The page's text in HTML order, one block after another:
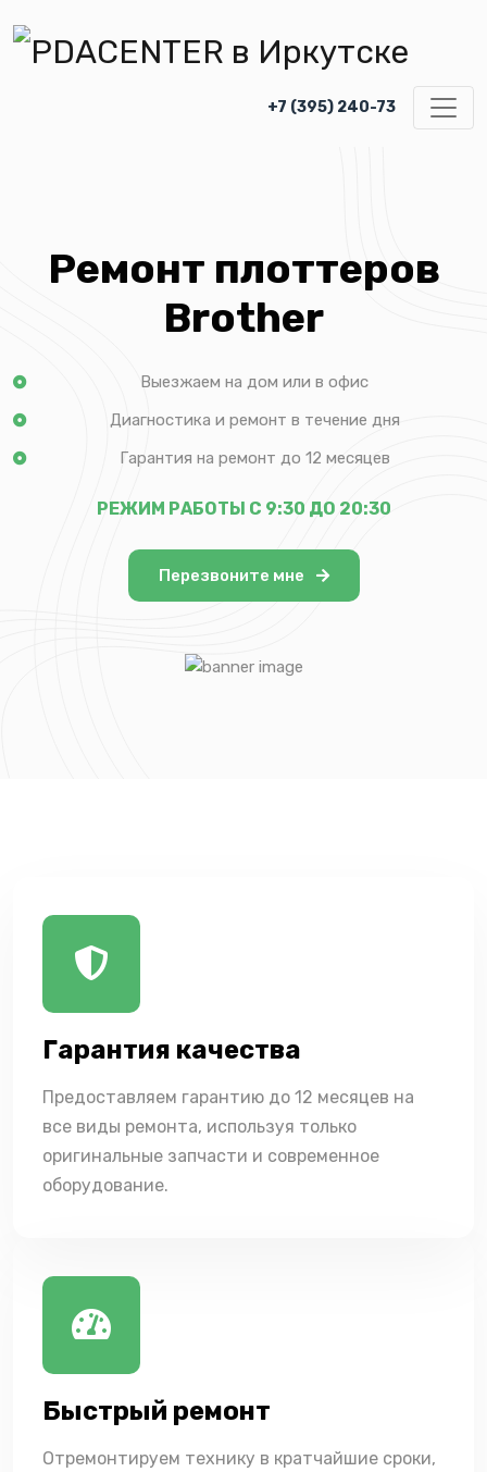
+7 (395) 240-73
Ремонт плоттеров
Brother
Выезжаем на дом или в офис
Диагностика и ремонт в течение дня
Гарантия на ремонт до 12 месяцев
РЕЖИМ РАБОТЫ С 9:30 ДО 20:30
Перезвоните мне
Гарантия качества
Предоставляем гарантию до 12 месяцев на
все виды ремонта, используя только
оригинальные запчасти и современное
оборудование.
Быстрый ремонт
Отремонтируем технику в кратчайшие сроки,